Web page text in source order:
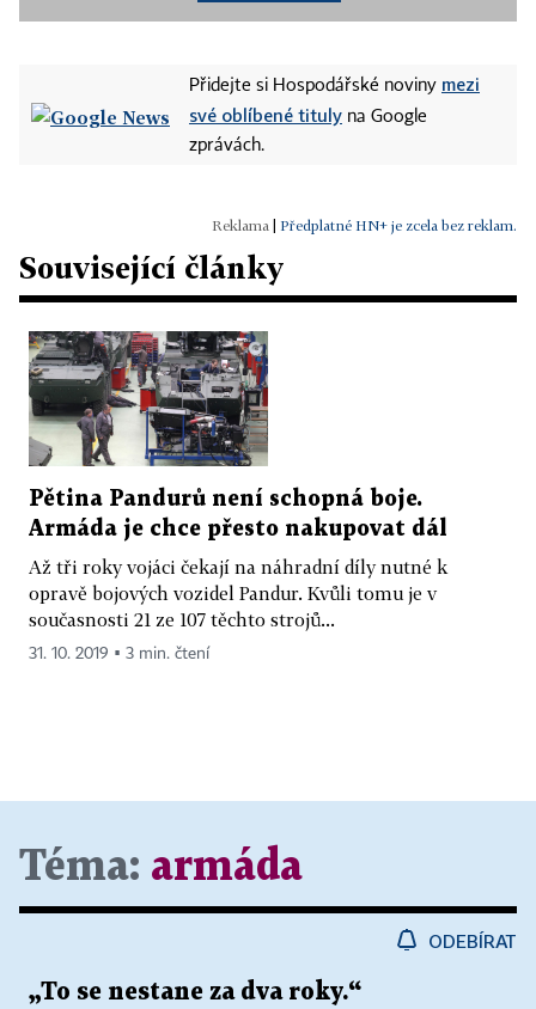
Přidejte si Hospodářské noviny mezi
své oblíbené tituly na Google
zprávách.
Předplatné HN+ je zcela bez reklam.
Související články
Pětina Pandurů není schopná boje.
Armáda je chce přesto nakupovat dál
Až tři roky vojáci čekají na náhradní díly nutné k
opravě bojových vozidel Pandur. Kvůli tomu je v
současnosti 21 ze 107 těchto strojů...
31. 10. 2019 ▪ 3 min. čtení
Téma: armáda
ODEBÍRAT
„To se nestane za dva roky.“